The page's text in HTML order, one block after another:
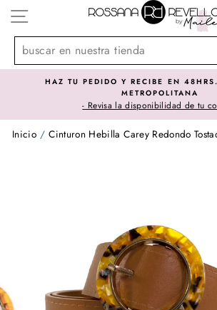
directamente
contenido
NAVEGACIÓN
HAZ TU PEDIDO Y RECIBE EN
METROPOLITANA
- Revisa la disponibilidad de tu
Inicio / Cinturon Hebilla Carey Redondo